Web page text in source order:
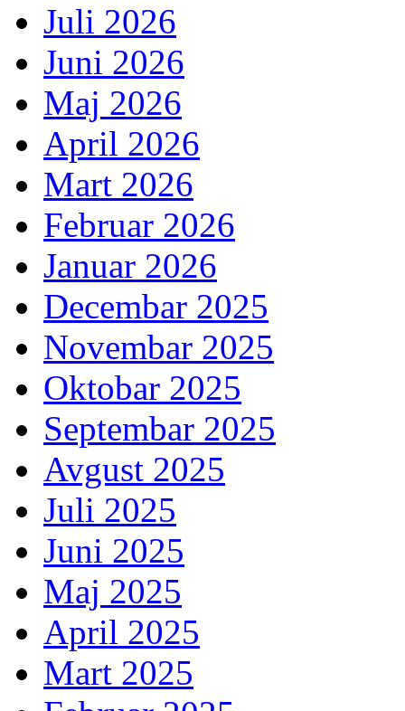
Juli 2026
Juni 2026
Maj 2026
April 2026
Mart 2026
Februar 2026
Januar 2026
Decembar 2025
Novembar 2025
Oktobar 2025
Septembar 2025
Avgust 2025
Juli 2025
Juni 2025
Maj 2025
April 2025
Mart 2025